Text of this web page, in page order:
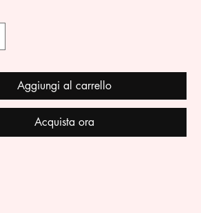
Aggiungi al carrello
Acquista ora